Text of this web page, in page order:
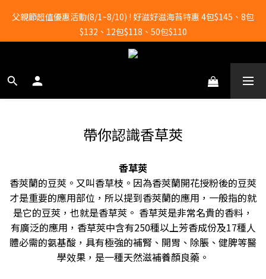
全店滿2000元即享免運！
父親節超值優惠活動(8/1~8/10) ! 好滋好滋海苔特惠 4包$145、8包
$132、12包$118、50包$110
全店滿2000元即享免運！
帶你認識香草莢
香草莢
香莢蘭的豆莢。又叫香草枝。因為香莢蘭開花授粉後的豆莢
才是重要的應用部位，所以提到香莢蘭的應用，一般指的就
是它的豆莢，也就是香草莢。 香草莢是非常名貴的香料，
有廣泛的應用，香草莢中含有250種以上芳香成份及17種人
體必需的氨基酸，具有極強的補腎、開胃、除脹、健脾等醫
學效果，是一種天然滋補養顏良藥。